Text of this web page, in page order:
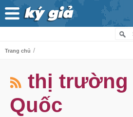
Trang chủ /
thị trường
Quốc